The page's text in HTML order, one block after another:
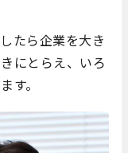
たら企業を大き
にとらえ、いろ
す。